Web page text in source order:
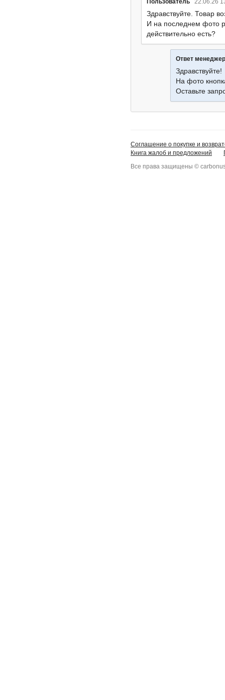
Пользователь 22.06.26
Здравствуйте. Товар
И на последнем фото
действительно есть?
Ответ
Здравствуйте!
На фото
Оставьте
Соглашение о покупке и
Книга жалоб и предложений
Все права защищены ©